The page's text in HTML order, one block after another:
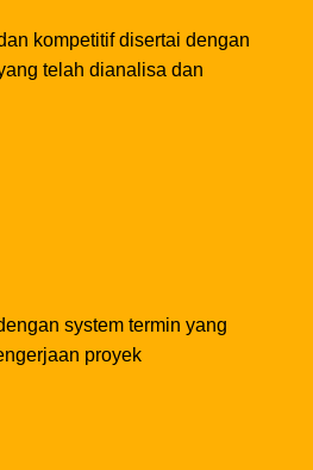
kompetitif disertai dengan
telah dianalisa dan
system termin yang
proyek